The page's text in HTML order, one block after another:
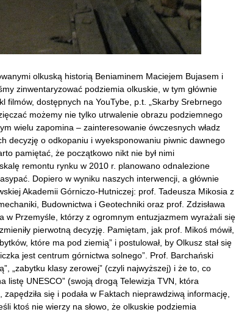
olkuską historią Beniaminem Maciejem Bujasem i
zinwentaryzować podziemia olkuskie, w tym głównie
filmów, dostępnych na YouTybe, p.t. „Skarby Srebrnego
możemy nie tylko utrwalenie obrazu podziemnego
wielu zapomina – zainteresowanie ówczesnych władz
decyzję o odkopaniu i wyeksponowaniu piwnic dawnego
pamiętać, że początkowo nikt nie był nimi
remontu rynku w 2010 r. planowano odnalezione
Dopiero w wyniku naszych interwencji, a głównie
Akademii Górniczo-Hutniczej: prof. Tadeusza Mikosia z
Budownictwa i Geotechniki oraz prof. Zdzisława
w Przemyśle, którzy z ogromnym entuzjazmem wyrażali się
pierwotną decyzję. Pamiętam, jak prof. Mikoś mówił,
które ma pod ziemią” i postulował, by Olkusz stał się
jest centrum górnictwa solnego”. Prof. Barchański
„zabytku klasy zerowej” (czyli najwyższej) i że to, co
listę UNESCO” (swoją drogą Telewizja TVN, która
się i podała w Faktach nieprawdziwą informację,
ktoś nie wierzy na słowo, że olkuskie podziemia